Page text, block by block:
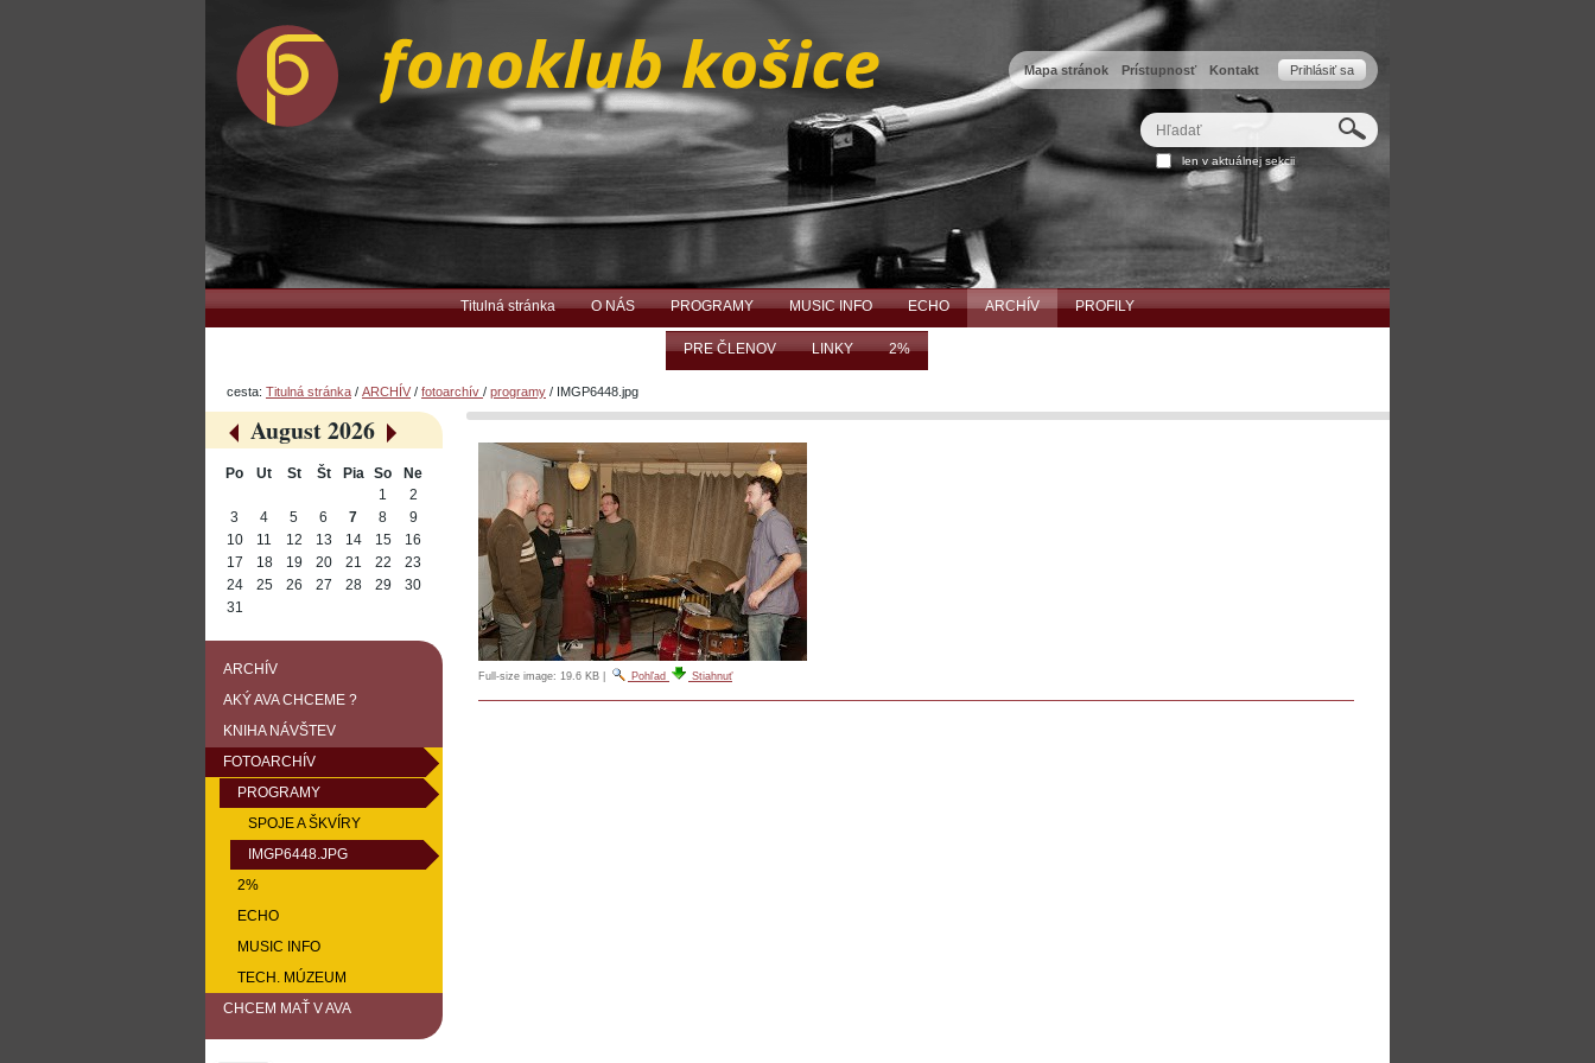
obsah.
navigáciu
Prihlásiť sa
Mapa stránok Prístupnosť Kontakt
Hľadať
len v aktuálnej sekcii
Rozšírené
vyhľadávanie...
Titulná stránka O NÁS PROGRAMY MUSIC INFO ECHO ARCHÍV PROFILY
PRE ČLENOV LINKY 2%
cesta: Titulná stránka / ARCHÍV / fotoarchív / programy / IMGP6448.jpg
Full-size image: 19.6 KB Pohľad Stiahnuť
«
August 2026
»
Po Ut St Št Pia So
Ne
1
2
3
4 5 6 7 8
9
10
11 12 13 14 15
16
17
18 19 20 21 22
23
24
25 26 27 28 29
30
31
ARCHÍV
AKÝ AVA CHCEME ?
KNIHA NÁVŠTEV
FOTOARCHÍV
PROGRAMY
SPOJE A ŠKVÍRY
IMGP6448.JPG
2%
ECHO
MUSIC INFO
TECH. MÚZEUM
CHCEM MAŤ V AVA